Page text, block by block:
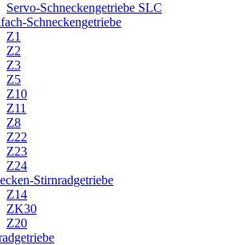
Servo-Schneckengetriebe SLC
Schneckengetriebe
Z1
Z2
Z3
Z5
Z10
Z11
Z8
Z22
Z23
Z24
Stirnradgetriebe
Z14
ZK30
Z20